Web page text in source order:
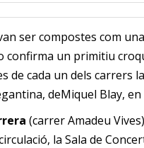
ser compostes com
confirma un primitiu
de cada un dels carrers
deMiquel Blay,
(carrer Amadeu
la Sala de